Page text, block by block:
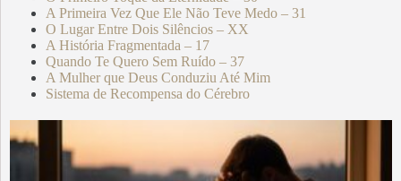
A Primeira Vez Que Ele Não Teve Medo – 31
O Lugar Entre Dois Silêncios – XX
A História Fragmentada – 17
Quando Te Quero Sem Ruído – 37
A Mulher que Deus Conduziu Até Mim
Sistema de Recompensa do Cérebro